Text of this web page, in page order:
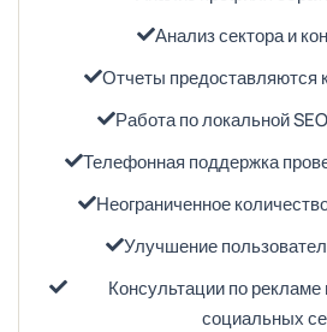
Анализ сектора и
Отчеты предоставляются
Работа по локальной
Телефонная поддержка
Неограниченное
Улучшение
Консультации по
социальных